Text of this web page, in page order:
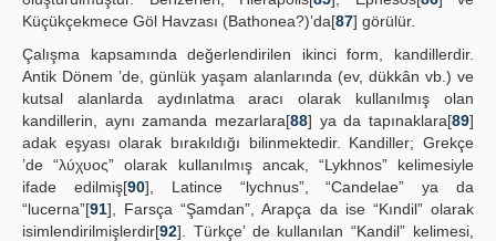
Küçükçekmece Göl Havzası (Bathonea?)’da[87] görülür.
Çalışma kapsamında değerlendirilen ikinci form, kandillerdir.
Antik Dönem ’de, günlük yaşam alanlarında (ev, dükkân vb.) ve
kutsal alanlarda aydınlatma aracı olarak kullanılmış olan
kandillerin, aynı zamanda mezarlara[88] ya da tapınaklara[89]
adak eşyası olarak bırakıldığı bilinmektedir. Kandiller; Grekçe
’de “λύχυος” olarak kullanılmış ancak, “Lykhnos” kelimesiyle
ifade edilmiş[90], Latince “lychnus”, “Candelae” ya da
“lucerna”[91], Farsça “Şamdan”, Arapça da ise “Kındil” olarak
isimlendirilmişlerdir[92]. Türkçe’ de kullanılan “Kandil” kelimesi,